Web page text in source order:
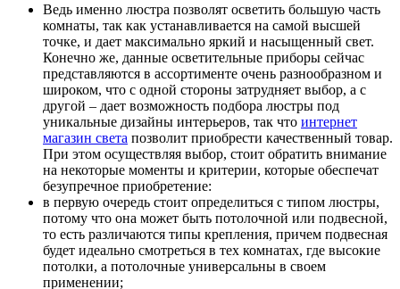
Ведь именно люстра позволят осветить большую часть
комнаты, так как устанавливается на самой высшей
точке, и дает максимально яркий и насыщенный свет.
Конечно же, данные осветительные приборы сейчас
представляются в ассортименте очень разнообразном и
широком, что с одной стороны затрудняет выбор, а с
другой – дает возможность подбора люстры под
уникальные дизайны интерьеров, так что интернет
магазин света позволит приобрести качественный товар.
При этом осуществляя выбор, стоит обратить внимание
на некоторые моменты и критерии, которые обеспечат
безупречное приобретение:
в первую очередь стоит определиться с типом люстры,
потому что она может быть потолочной или подвесной,
то есть различаются типы крепления, причем подвесная
будет идеально смотреться в тех комнатах, где высокие
потолки, а потолочные универсальны в своем
применении;